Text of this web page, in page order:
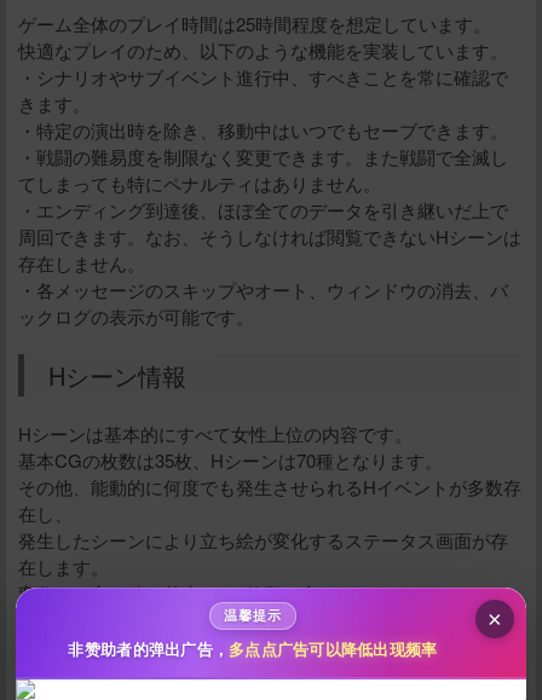
10分 50分 100分
500 分
ゲーム全体のプレイ時間は25時間程度を想定しています。
快適なプレイのため、以下のような機能を実装しています。
・シナリオやサブイベント進行中、すべきことを常に確認で
きます。
・特定の演出時を除き、移動中はいつでもセーブできます。
・戦闘の難易度を制限なく変更できます。また戦闘で全滅し
てしまっても特にペナルティはありません。
・エンディング到達後、ほぼ全てのデータを引き継いだ上で
周回できます。なお、そうしなければ閲覧できないHシーンは
存在しません。
・各メッセージのスキップやオート、ウィンドウの消去、バ
ックログの表示が可能です。
Hシーン情報
Hシーンは基本的にすべて女性上位の内容です。
基本CGの枚数は35枚、Hシーンは70種となります。
その他、能動的に何度でも発生させられるHイベントが多数存
在し、
発生したシーンにより立ち絵が変化するステータス画面が存
在します。
変化する立ち絵は基本CGの枚数に含まれていません。
特定のHシーンには特殊な表現を含むものがありますが、
それらの発生時には注意書きが表示され、スキップすること
ができます。
秒传文本链接
点击全选
×
温馨提示
非赞助者的弹出广告， 多点点广告可以降低出现频率